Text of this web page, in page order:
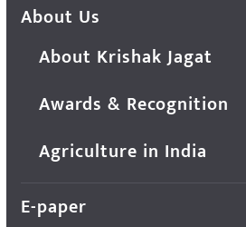
About Us
About Krishak Jagat
Awards & Recognition
Agriculture in India
E-paper